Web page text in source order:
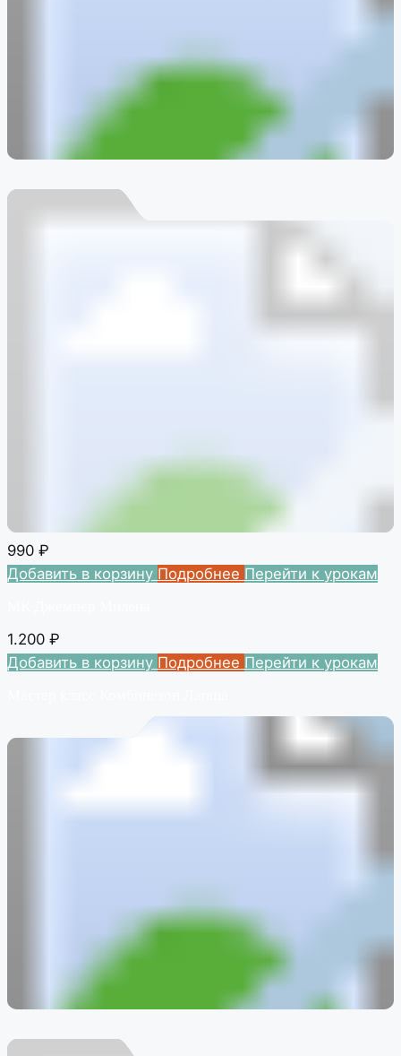
990 ₽
Добавить в корзину Подробнее Перейти к урокам
1.200 ₽
Добавить в корзину Подробнее Перейти к урокам